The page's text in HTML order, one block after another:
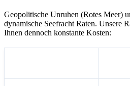
Geopolitische Unruhen (Rotes Meer)
dynamische Seefracht Raten. Unsere
Ihnen dennoch konstante Kosten: